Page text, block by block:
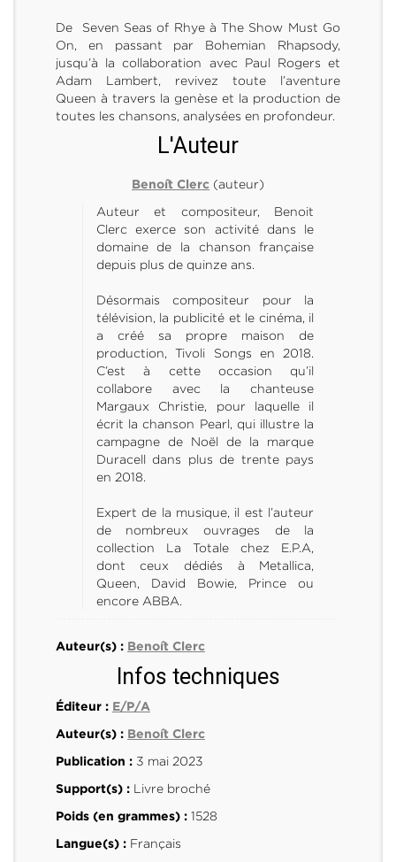
De Seven Seas of Rhye à The Show Must Go
On, en passant par Bohemian Rhapsody,
jusqu’à la collaboration avec Paul Rogers et
Adam Lambert, revivez toute l’aventure
Queen à travers la genèse et la production de
toutes les chansons, analysées en profondeur.
L'Auteur
Benoît Clerc (auteur)
Auteur et compositeur, Benoit
Clerc exerce son activité dans le
domaine de la chanson française
depuis plus de quinze ans.
Désormais compositeur pour la
télévision, la publicité et le cinéma, il
a créé sa propre maison de
production, Tivoli Songs en 2018.
C’est à cette occasion qu’il
collabore avec la chanteuse
Margaux Christie, pour laquelle il
écrit la chanson Pearl, qui illustre la
campagne de Noël de la marque
Duracell dans plus de trente pays
en 2018.
Expert de la musique, il est l’auteur
de nombreux ouvrages de la
collection La Totale chez E.P.A,
dont ceux dédiés à Metallica,
Queen, David Bowie, Prince ou
encore ABBA.
Auteur(s) : Benoît Clerc
Infos techniques
Éditeur : E/P/A
Auteur(s) : Benoît Clerc
Publication :3 mai 2023
Support(s) :Livre broché
Poids (en grammes) :1528
Langue(s) :Français